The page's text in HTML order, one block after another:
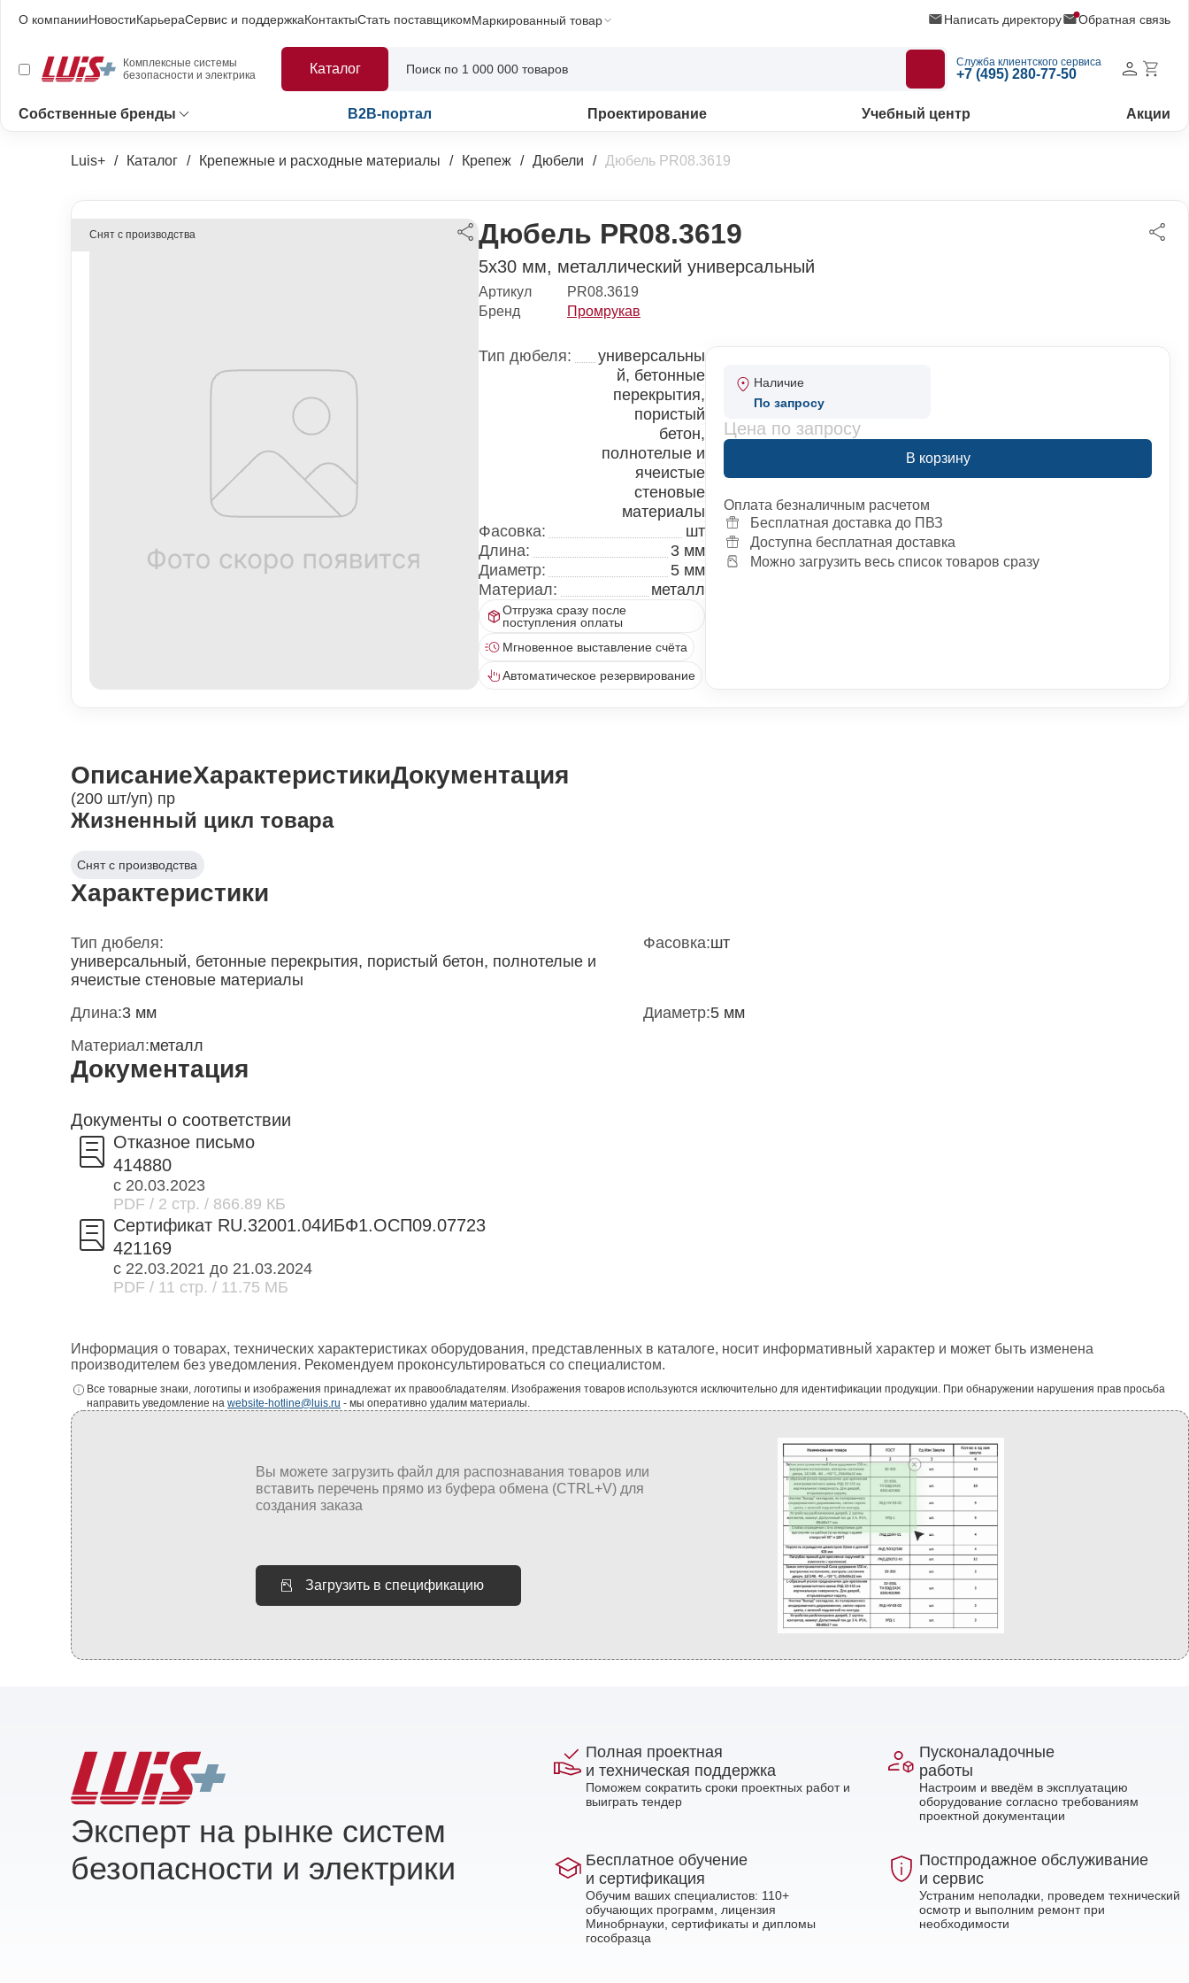
О компанииНовостиКарьераСервис и поддержкаКонтактыСтать поставщикомМаркированный товар Написать директору Обратная связь
Комплексные системы
безопасности и электрика
Каталог Служба клиентского сервиса
+7 (495) 280-77-50
Собственные бренды B2B-портал Проектирование Учебный центр Акции
Luis+ Каталог Крепежные и расходные материалы Крепеж Дюбели Дюбель PR08.3619
Снят с производства Дюбель PR08.3619
5х30 мм, металлический универсальный
Артикул
PR08.3619
Бренд
Промрукав
Тип дюбеля:
универсальны
й, бетонные
перекрытия,
пористый
бетон,
полнотелые и
ячеистые
стеновые
материалы
Фасовка:
шт
Длина:
3 мм
Диаметр:
5 мм
Материал:
металл
Отгрузка сразу после
поступления оплаты
Мгновенное выставление счёта
Автоматическое резервирование
Наличие
По запросу
Цена по запросу
В корзину
Оплата безналичным расчетом
Бесплатная доставка до ПВЗ
Доступна бесплатная доставка
Можно загрузить весь список товаров сразу
ОписаниеХарактеристикиДокументация
(200 шт/уп) пр
Жизненный цикл товара
Снят с производства
Характеристики
Тип дюбеля:
универсальный, бетонные перекрытия, пористый бетон, полнотелые и
ячеистые стеновые материалы
Фасовка:шт
Длина:3 мм Диаметр:5 мм
Материал:металл
Документация
Документы о соответствии
Отказное письмо
414880
с 20.03.2023
PDF / 2 стр. / 866.89 КБ
Сертификат RU.32001.04ИБФ1.ОСП09.07723
421169
с 22.03.2021 до 21.03.2024
PDF / 11 стр. / 11.75 МБ
Информация о товарах, технических характеристиках оборудования, представленных в каталоге, носит информативный характер и может быть изменена
производителем без уведомления. Рекомендуем проконсультироваться со специалистом.
Все товарные знаки, логотипы и изображения принадлежат их правообладателям. Изображения товаров используются исключительно для идентификации продукции. При обнаружении нарушения прав просьба
направить уведомление на website-hotline@luis.ru - мы оперативно удалим материалы.
Загрузить в спецификацию
Эксперт на рынке систем
безопасности и электрики
Полная проектная
и техническая поддержка
Поможем сократить сроки проектных работ и
выиграть тендер
Пусконаладочные
работы
Настроим и введём в эксплуатацию
оборудование согласно требованиям
проектной документации
Бесплатное обучение
и сертификация
Обучим ваших специалистов: 110+
обучающих программ, лицензия
Минобрнауки, сертификаты и дипломы
гособразца
Постпродажное обслуживание
и сервис
Устраним неполадки, проведем технический
осмотр и выполним ремонт при
необходимости